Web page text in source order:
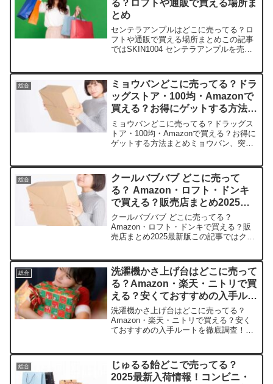
る？ロフトや通販で買える場所ま
とめ
センテラアンプルはどこに売ってる？ロ
フトや通販で買える場所まとめこの記事
ではSKIN1004 センテラアンプルを売っ
名価格帯（税込）特徴送料楽天市場約
2,000〜3,0...
総合
ミョウバンどこに売ってる？ドラ
ッグストア・100均・Amazonで
買える？お得にゲットする方法ま
とめ
ミョウバンどこに売ってる？ドラッグス
トア・100均・Amazonで買える？お得に
ゲットする方法まとめミョウバン、突然
ている取扱店や平均価格、安く買える場
所をサクッと紹介...
総合
クールバブバブ どこに売って
る？ Amazon・ロフト・ドンキ
で買える？販売店まとめ2025最
新版
クールバブバブ どこに売ってる？
Amazon・ロフト・ドンキで買える？販
売店まとめ2025最新版この記事ではクー
紹介します。店舗名平均価格在庫状況特
徴Amazon99...
総合
洗濯機かさ上げ台はどこに売って
る？Amazon・楽天・ニトリで買
える？安くておすすめの入手ルー
トを徹底調査！
洗濯機かさ上げ台はどこに売ってる？
Amazon・楽天・ニトリで買える？安く
ておすすめの入手ルートを徹底調査！こ
る場所などを手短に紹介します。毎日の
洗濯がもっとラクになる...
総合
じゅるる飴どこで売ってる？
2025最新入荷情報！コンビニ・